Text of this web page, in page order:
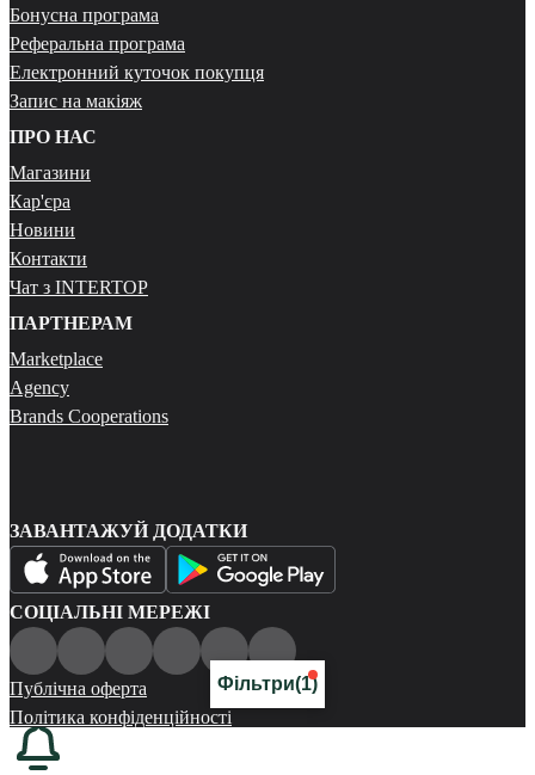
Фільтри(1)
Бонусна програма
Реферальна програма
Електронний куточок покупця
Запис на макіяж
ПРО НАС
Магазини
Кар'єра
Новини
Контакти
Чат з INTERTOP
ПАРТНЕРАМ
Marketplace
Agency
Brands Cooperations
ЗАВАНТАЖУЙ ДОДАТКИ
СОЦІАЛЬНІ МЕРЕЖІ
Публічна оферта
Політика конфіденційності
Карта сайту